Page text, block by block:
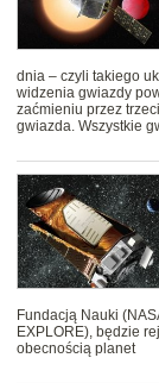
dnia – czyli takiego
widzenia gwiazdy
zaćmieniu przez
gwiazda. Wszystkie
Fundacją Nauki
EXPLORE), będzie
obecnością planet